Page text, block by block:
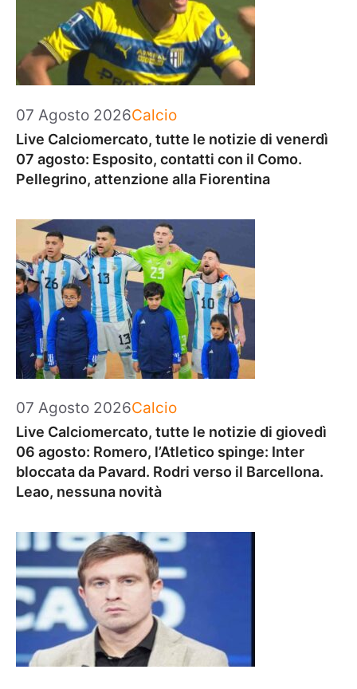
07 Agosto 2026Categorie
Calcio
Live Calciomercato, tutte le notizie di venerdì
07 agosto: Esposito, contatti con il Como.
Pellegrino, attenzione alla Fiorentina
07 Agosto 2026Categorie
Calcio
Live Calciomercato, tutte le notizie di giovedì
06 agosto: Romero, l’Atletico spinge: Inter
bloccata da Pavard. Rodri verso il Barcellona.
Leao, nessuna novità